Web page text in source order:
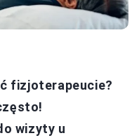
fizjoterapeucie?
wizyty u